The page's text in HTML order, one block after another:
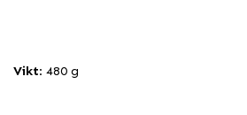
Vikt: 480 g